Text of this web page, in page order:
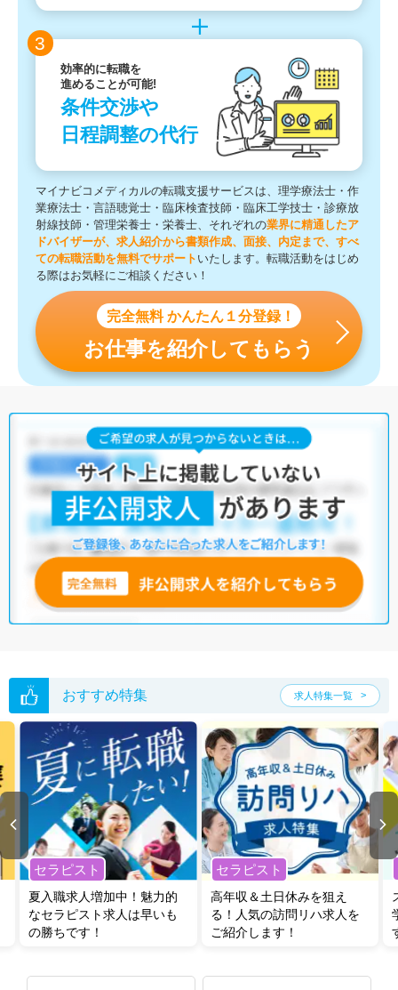
3
効率的に転職を
進めることが可能!
条件交渉や
日程調整の代行
マイナビコメディカルの転職支援サービスは、理学療法士・作
業療法士・言語聴覚士・臨床検査技師・臨床工学技士・診療放
射線技師・管理栄養士・栄養士、それぞれの業界に精通したア
ドバイザーが、求人紹介から書類作成、面接、内定まで、すべ
ての転職活動を無料でサポート いたします。転職活動をはじめ
る際はお気軽にご相談ください！
完全無料 かんたん１分登録！
お仕事を紹介してもらう
おすすめ特集 求人特集一覧
セラピスト
夏入職求人増加中！魅力的
なセラピスト求人は早いも
の勝ちです！
セラピスト
高年収＆土日休みを狙え
る！人気の訪問リハ求人を
ご紹介します！